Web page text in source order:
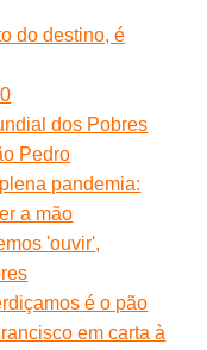
do destino, é
dos Pobres
Pedro
pandemia:
a mão
'ouvir',
é o pão
em carta à